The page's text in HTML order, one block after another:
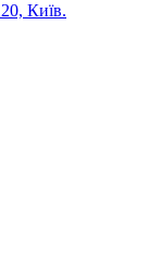
Київ.